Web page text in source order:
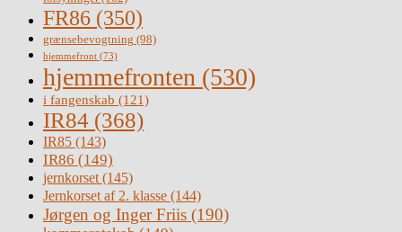
FR86 (350)
grænsebevogtning (98)
hjemmefront (73)
hjemmefronten (530)
i fangenskab (121)
IR84 (368)
IR85 (143)
IR86 (149)
jernkorset(145)
Jernkorset af 2. klasse (144)
Jørgen og Inger Friis (190)